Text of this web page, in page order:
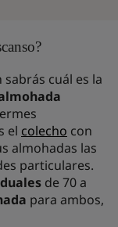
cuál es la
el colecho con
almohadas las
particulares.
de 70 a
para ambos,